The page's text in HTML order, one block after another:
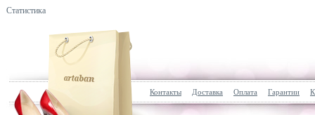
Статистика
Контакты Доставка Оплата Гарантии